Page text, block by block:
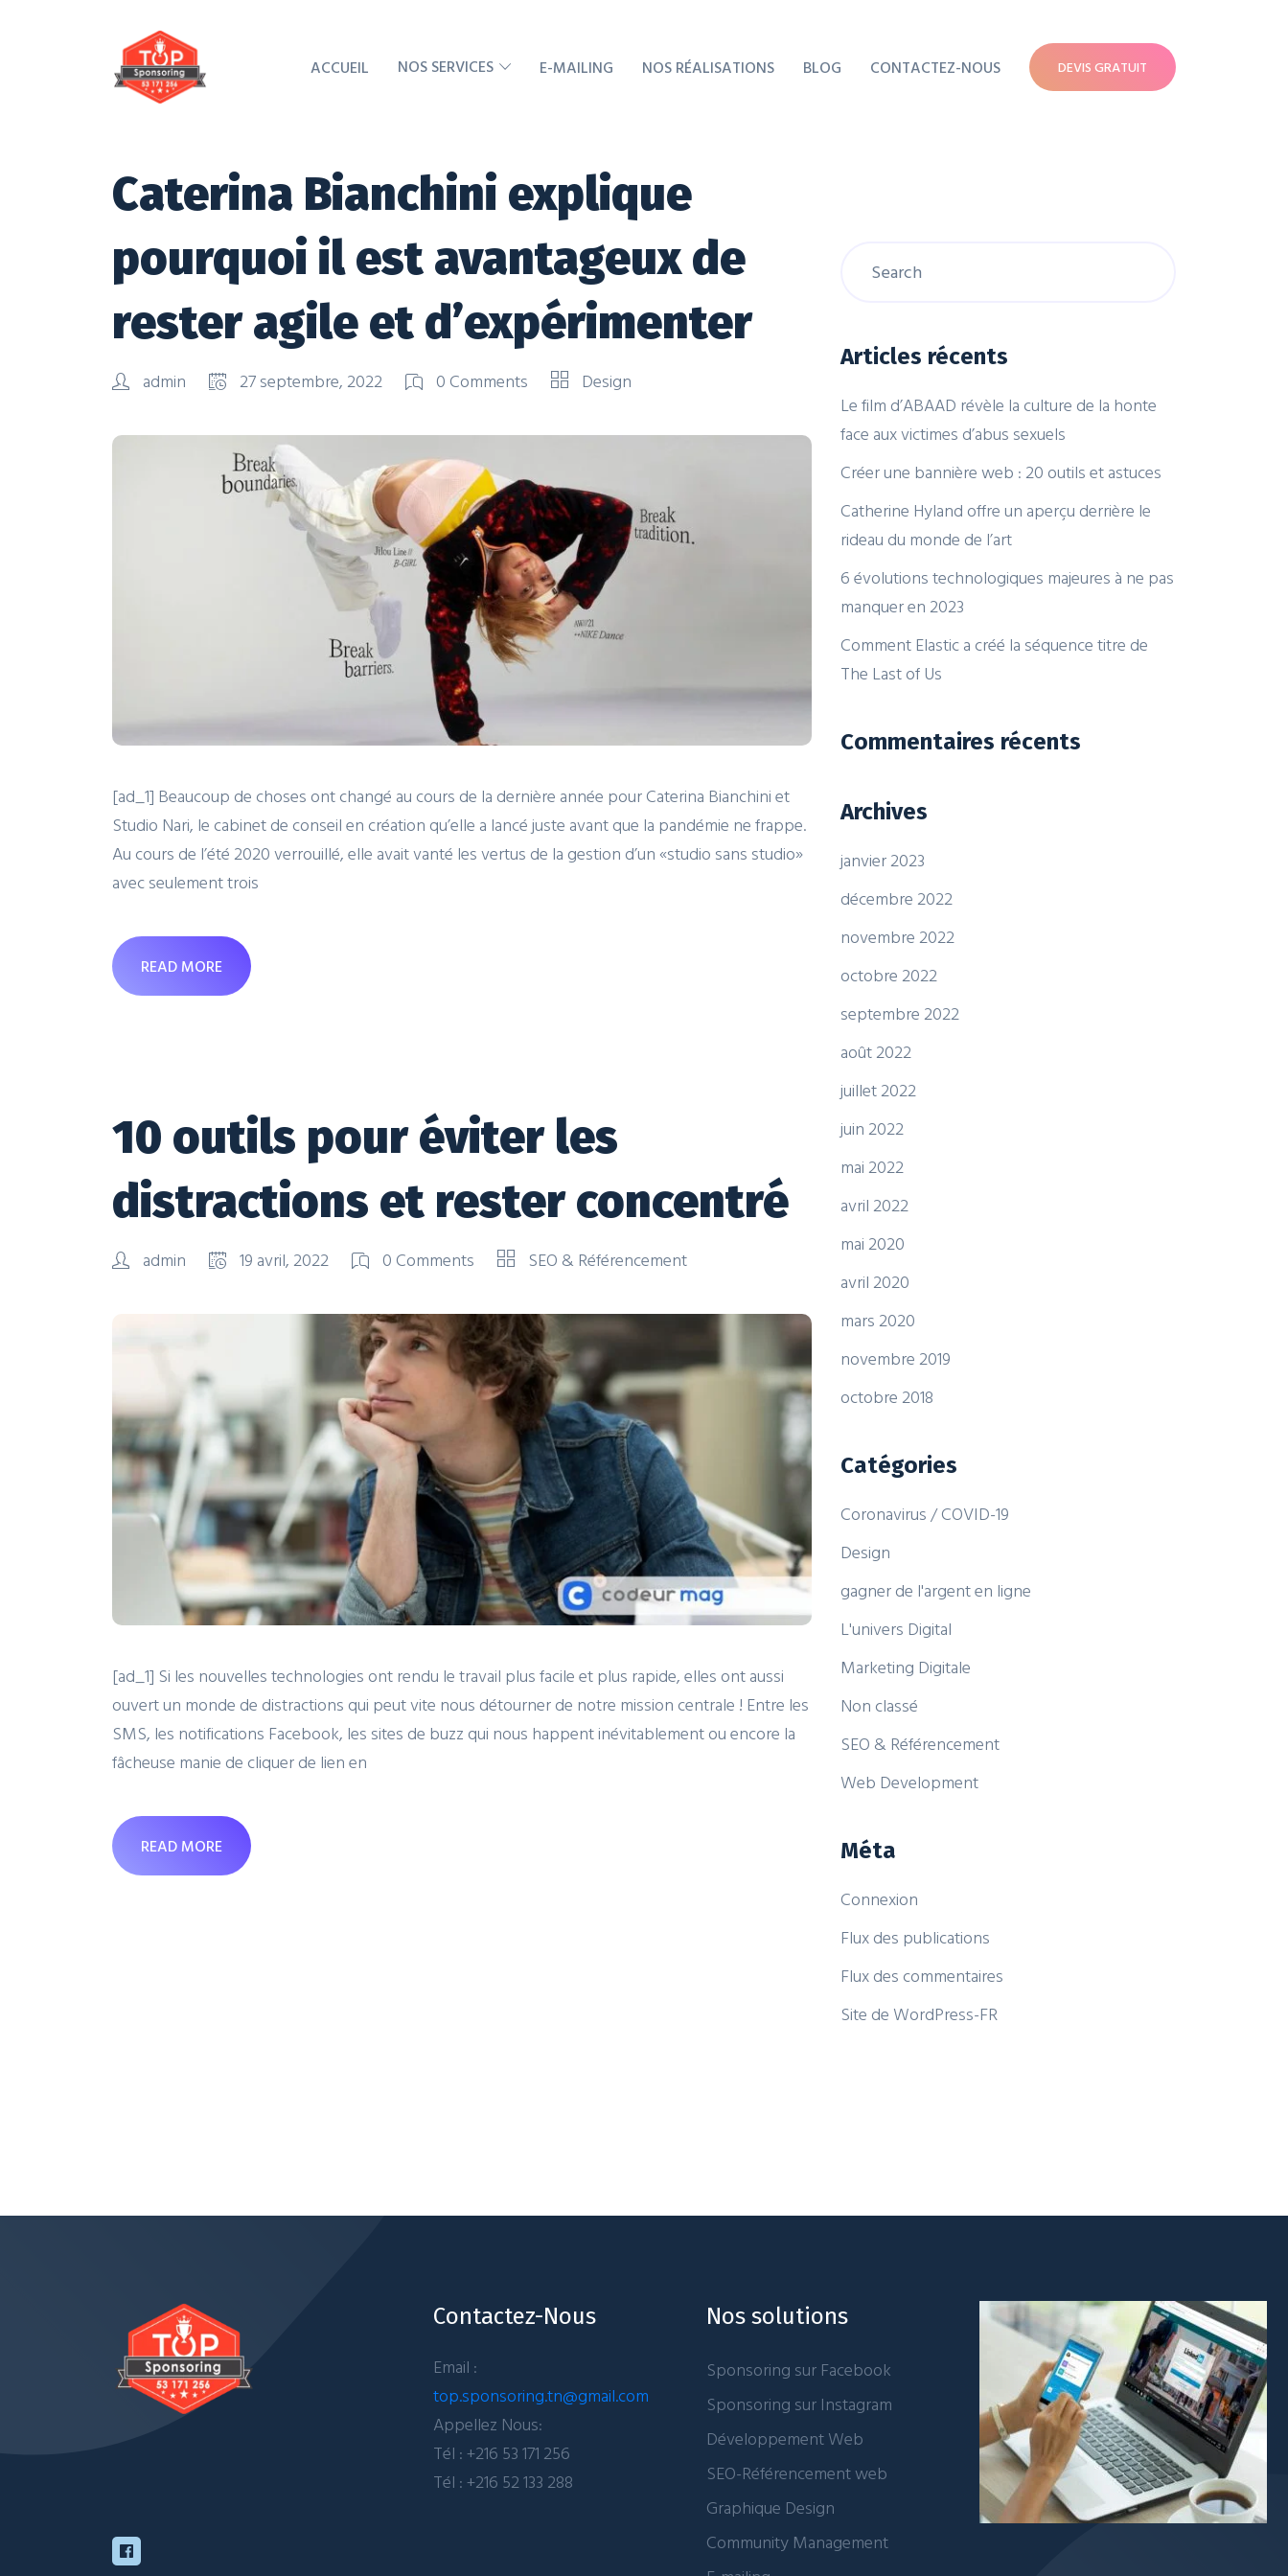
ACCUEIL NOS SERVICES E-MAILING NOS RÉALISATIONS BLOG CONTACTEZ-NOUS DEVIS GRATUIT
Caterina Bianchini explique
pourquoi il est avantageux de
rester agile et d’expérimenter
admin 27 septembre, 2022 0 Comments Design
[ad_1] Beaucoup de choses ont changé au cours de la dernière année pour Caterina Bianchini et
Studio Nari, le cabinet de conseil en création qu’elle a lancé juste avant que la pandémie ne frappe.
Au cours de l’été 2020 verrouillé, elle avait vanté les vertus de la gestion d’un «studio sans studio»
avec seulement trois
READ MORE
10 outils pour éviter les
distractions et rester concentré
admin 19 avril, 2022 0 Comments SEO & Référencement
[ad_1] Si les nouvelles technologies ont rendu le travail plus facile et plus rapide, elles ont aussi
ouvert un monde de distractions qui peut vite nous détourner de notre mission centrale ! Entre les
SMS, les notifications Facebook, les sites de buzz qui nous happent inévitablement ou encore la
fâcheuse manie de cliquer de lien en
READ MORE
Articles récents
Le film d’ABAAD révèle la culture de la honte
face aux victimes d’abus sexuels
Créer une bannière web : 20 outils et astuces
Catherine Hyland offre un aperçu derrière le
rideau du monde de l’art
6 évolutions technologiques majeures à ne pas
manquer en 2023
Comment Elastic a créé la séquence titre de
The Last of Us
Commentaires récents
Archives
janvier 2023
décembre 2022
novembre 2022
octobre 2022
septembre 2022
août 2022
juillet 2022
juin 2022
mai 2022
avril 2022
mai 2020
avril 2020
mars 2020
novembre 2019
octobre 2018
Catégories
Coronavirus / COVID-19
Design
gagner de l'argent en ligne
L'univers Digital
Marketing Digitale
Non classé
SEO & Référencement
Web Development
Méta
Connexion
Flux des publications
Flux des commentaires
Site de WordPress-FR
Contactez-Nous
Email :
top.sponsoring.tn@gmail.com
Appellez Nous:
Tél : +216 53 171 256
Tél : +216 52 133 288
Nos solutions
Sponsoring sur Facebook
Sponsoring sur Instagram
Développement Web
SEO-Référencement web
Graphique Design
Community Management